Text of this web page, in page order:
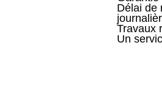
Délai de
Travaux
Un